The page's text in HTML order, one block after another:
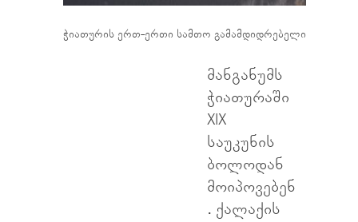
ჭიათურის ერთ-ერთი სამთო გამამდიდრებელი
მანგანუმს
ჭიათურაში
XIX
საუკუნის
ბოლოდან
მოიპოვებენ
. ქალაქის